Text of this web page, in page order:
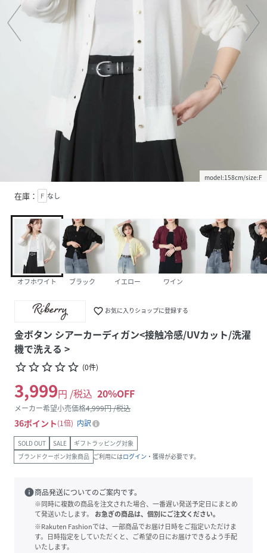
model:158cm/size:F
在庫： F なし
オフホワイト ブラック イエロー ワイン
favorite_border お気に入りショップに登録する
金ボタン シアーカーディガン<接触冷感/UVカット/洗濯
機で洗える >
star_borderstar_borderstar_borderstar_borderstar_border (0件)
3,999円 /税込 20%OFF
メーカー希望小売価格4,999円 /税込
36ポイント 1倍 内訳
SOLD OUT SALE
ギフトラッピング対象
ブランドクーポン対象商品 ご利用にはログイン ・獲得が必要です。
info商品発送についてのご案内です。
※同時に複数の商品を注文された場合、一番遅い発送予定日にまとめ
て発送いたします。
お急ぎの商品は、個別にご注文ください。
※Rakuten Fashionでは、一部商品でお届け日時をご指定いただけま
す。日時指定をしていただくと、ご希望の日にお届けできるよう手配
いたします。